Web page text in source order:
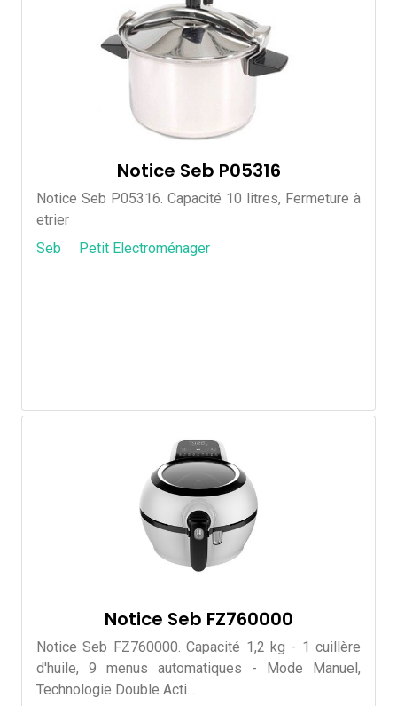
Notice Seb P05316
Notice Seb P05316. Capacité 10 litres, Fermeture à
etrier
Seb
Petit Electroménager
Notice Seb FZ760000
Notice Seb FZ760000. Capacité 1,2 kg - 1 cuillère
d'huile, 9 menus automatiques - Mode Manuel,
Technologie Double Acti...